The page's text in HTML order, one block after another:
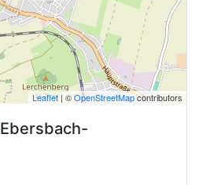
Leaflet | ©OpenStreetMapcontributors
Ebersbach-